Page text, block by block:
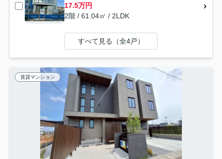
17.5万円
2階 / 61.04㎡ / 2LDK
すべて見る（全4戸）
賃貸マンション